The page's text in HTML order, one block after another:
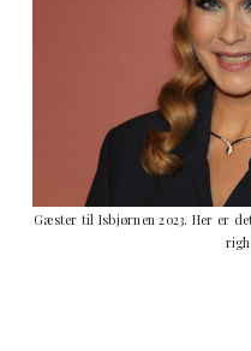
Gæster til Isbjørnen 2023. Her er